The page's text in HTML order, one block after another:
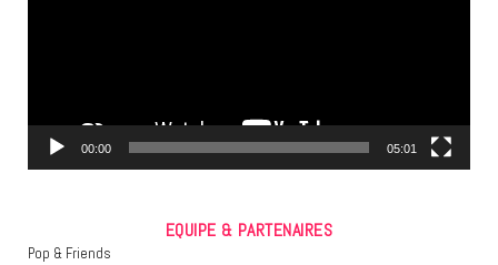
m
00:00 05:01
EQUIPE & PARTENAIRES
Pop & Friends